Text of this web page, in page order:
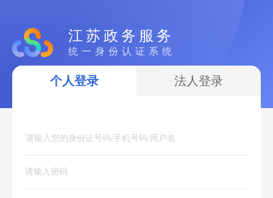
江苏政务服务
统一身份认证系统
个人登录 法人登录